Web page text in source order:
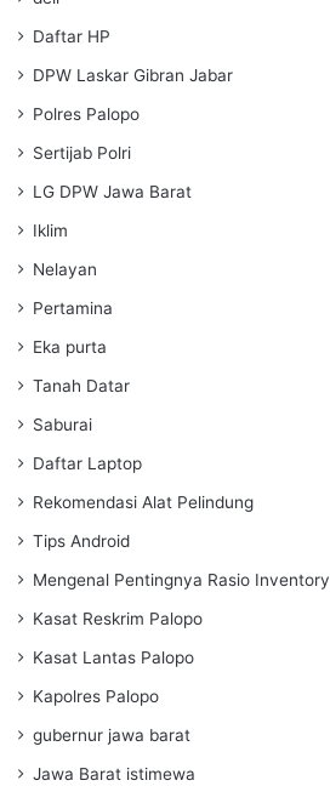
Daftar HP
DPW Laskar Gibran Jabar
Polres Palopo
Sertijab Polri
LG DPW Jawa Barat
Iklim
Nelayan
Pertamina
Eka purta
Tanah Datar
Saburai
Daftar Laptop
Rekomendasi Alat Pelindung
Tips Android
Mengenal Pentingnya Rasio Inventory
Kasat Reskrim Palopo
Kasat Lantas Palopo
Kapolres Palopo
gubernur jawa barat
Jawa Barat istimewa